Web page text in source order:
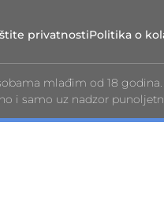
privatnostiPolitika o
mlađim od 18
i samo uz nadzor